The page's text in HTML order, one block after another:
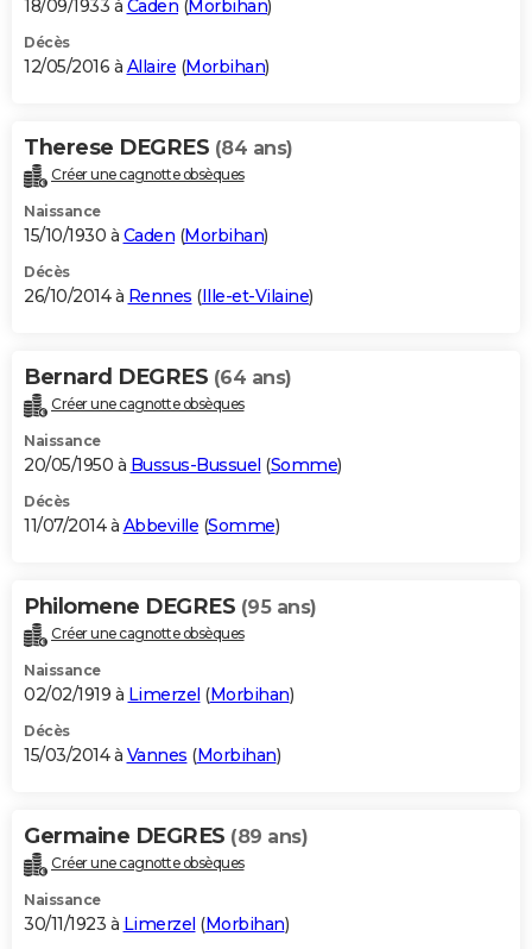
18/09/1933 à Caden (Morbihan)
Décès
12/05/2016 à Allaire (Morbihan)
Therese DEGRES (84 ans)
Créer une cagnotte obsèques
Naissance
15/10/1930 à Caden (Morbihan)
Décès
26/10/2014 à Rennes (Ille-et-Vilaine)
Bernard DEGRES (64 ans)
Créer une cagnotte obsèques
Naissance
20/05/1950 à Bussus-Bussuel (Somme)
Décès
11/07/2014 à Abbeville (Somme)
Philomene DEGRES (95 ans)
Créer une cagnotte obsèques
Naissance
02/02/1919 à Limerzel (Morbihan)
Décès
15/03/2014 à Vannes (Morbihan)
Germaine DEGRES (89 ans)
Créer une cagnotte obsèques
Naissance
30/11/1923 à Limerzel (Morbihan)